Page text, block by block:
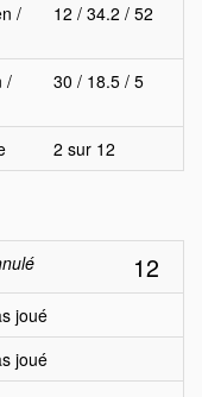
/
12 / 34.2 / 52
/
30 / 18.5 / 5
2 sur 12
12
joué
joué